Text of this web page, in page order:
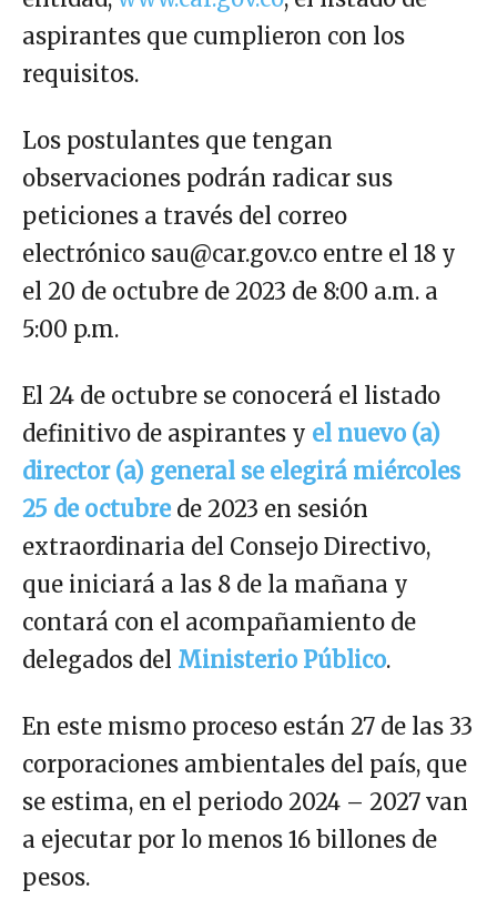
aspirantes que cumplieron con los
requisitos.
Los postulantes que tengan
observaciones podrán radicar sus
peticiones a través del correo
electrónico sau@car.gov.co entre el 18 y
el 20 de octubre de 2023 de 8:00 a.m. a
5:00 p.m.
El 24 de octubre se conocerá el listado
definitivo de aspirantes y el nuevo (a)
director (a) general se elegirá miércoles
25 de octubre de 2023 en sesión
extraordinaria del Consejo Directivo,
que iniciará a las 8 de la mañana y
contará con el acompañamiento de
delegados del Ministerio Público.
En este mismo proceso están 27 de las 33
corporaciones ambientales del país, que
se estima, en el periodo 2024 – 2027 van
a ejecutar por lo menos 16 billones de
pesos.